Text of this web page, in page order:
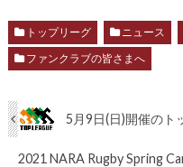
トップリーグ ニュース
ファンクラブの皆さまへ
5月9日(日)開催の
2021 NARA Rugby Spring